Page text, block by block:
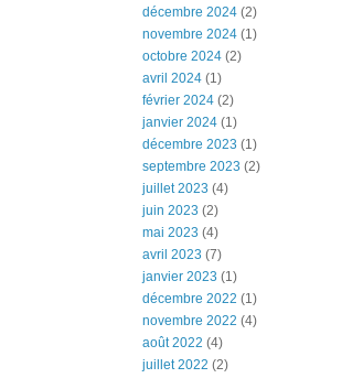
décembre 2024 (2)
novembre 2024 (1)
octobre 2024 (2)
avril 2024 (1)
février 2024 (2)
janvier 2024 (1)
décembre 2023 (1)
septembre 2023 (2)
juillet 2023 (4)
juin 2023 (2)
mai 2023 (4)
avril 2023 (7)
janvier 2023 (1)
décembre 2022 (1)
novembre 2022 (4)
août 2022 (4)
juillet 2022 (2)